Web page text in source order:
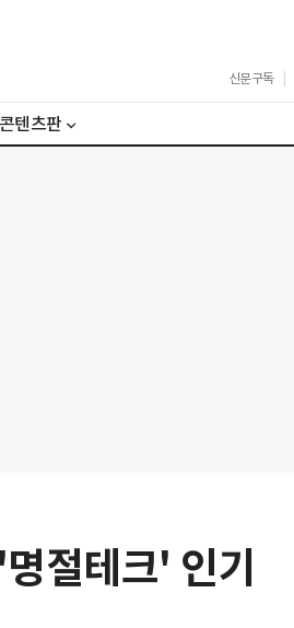
신문구독
콘텐츠판
절테크' 인기